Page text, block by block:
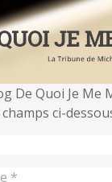
De Quoi Je Me
ci-